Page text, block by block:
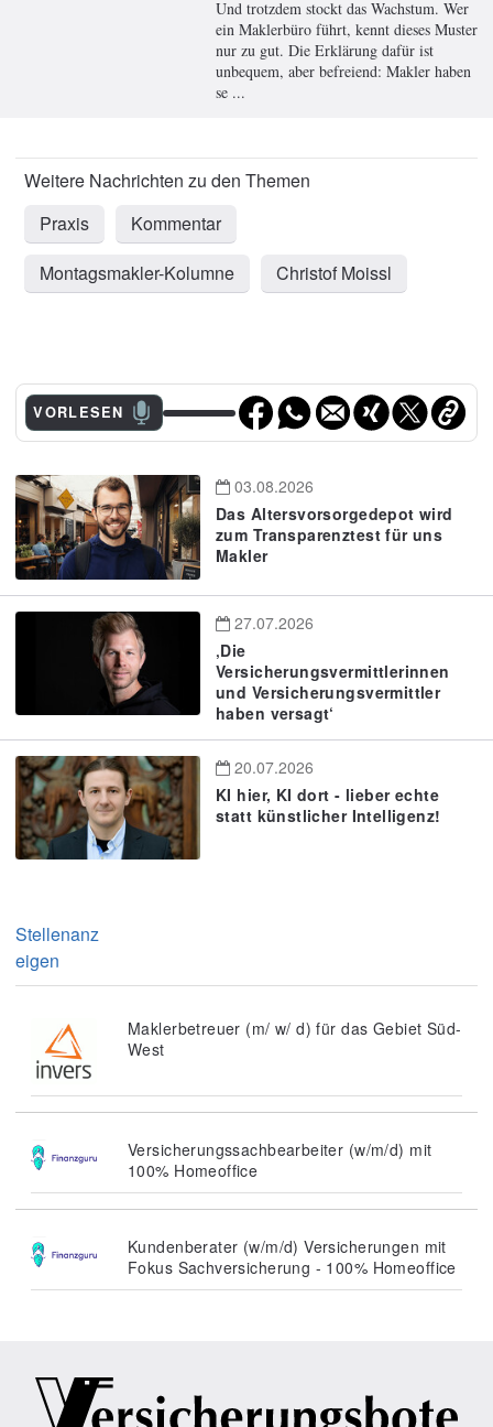
Und trotzdem stockt das Wachstum. Wer
ein Maklerbüro führt, kennt dieses Muster
nur zu gut. Die Erklärung dafür ist
unbequem, aber befreiend: Makler haben
se ...
Praxis
Kommentar
Montagsmakler-Kolumne
Christof Moissl
VORLESEN
03.08.2026
Das Altersvorsorgedepot wird
zum Transparenztest für uns
Makler
27.07.2026
‚Die
Versicherungsvermittlerinnen
und Versicherungsvermittler
haben versagt‘
20.07.2026
KI hier, KI dort - lieber echte
statt künstlicher Intelligenz!
Stellenanz
eigen
Maklerbetreuer (m/ w/ d) für das Gebiet Süd-
West
Versicherungssachbearbeiter (w/m/d) mit
100% Homeoffice
Kundenberater (w/m/d) Versicherungen mit
Fokus Sachversicherung - 100% Homeoffice